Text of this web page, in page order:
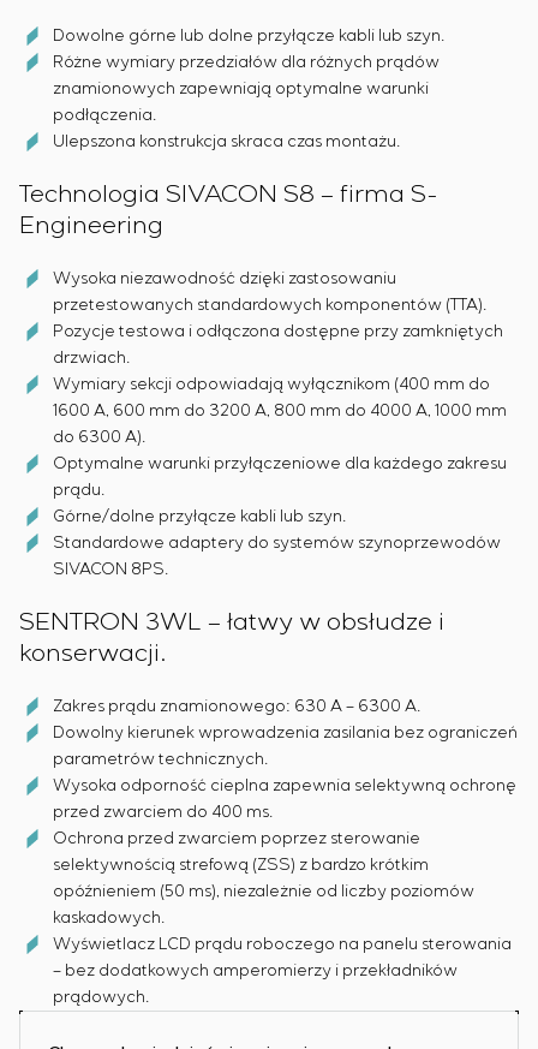
Dowolne górne lub dolne przyłącze kabli lub szyn.
Różne wymiary przedziałów dla różnych prądów
znamionowych zapewniają optymalne warunki
podłączenia.
Ulepszona konstrukcja skraca czas montażu.
Technologia SIVACON S8 – firma S-
Engineering
Wysoka niezawodność dzięki zastosowaniu
przetestowanych standardowych komponentów (TTA).
Pozycje testowa i odłączona dostępne przy zamkniętych
drzwiach.
Wymiary sekcji odpowiadają wyłącznikom (400 mm do
1600 A, 600 mm do 3200 A, 800 mm do 4000 A, 1000 mm
do 6300 A).
Optymalne warunki przyłączeniowe dla każdego zakresu
prądu.
Górne/dolne przyłącze kabli lub szyn.
Standardowe adaptery do systemów szynoprzewodów
SIVACON 8PS.
SENTRON 3WL – łatwy w obsłudze i
konserwacji.
Zakres prądu znamionowego: 630 A – 6300 A.
Dowolny kierunek wprowadzenia zasilania bez ograniczeń
parametrów technicznych.
Wysoka odporność cieplna zapewnia selektywną ochronę
przed zwarciem do 400 ms.
Ochrona przed zwarciem poprzez sterowanie
selektywnością strefową (ZSS) z bardzo krótkim
opóźnieniem (50 ms), niezależnie od liczby poziomów
kaskadowych.
Wyświetlacz LCD prądu roboczego na panelu sterowania
– bez dodatkowych amperomierzy i przekładników
prądowych.